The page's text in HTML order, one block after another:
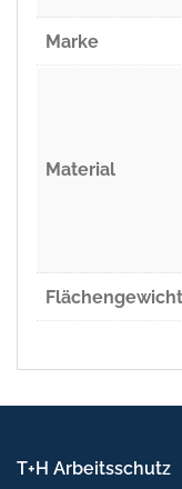
Marke
Material
Flächengewicht
T+H Arbeitsschutz